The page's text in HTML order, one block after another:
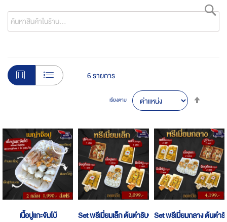
6รายการ
เรียงตาม
เนื้อปูแกะจัมโบ้
Set พรีเมี่ยมเล็ก ต้นตำรับจ๊อปูไส้ทะลักSet พรีเมี่ยมกลาง ต้นตำ